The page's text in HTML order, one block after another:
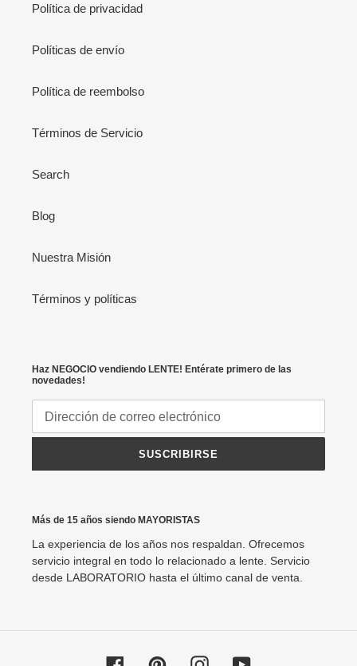
Política de privacidad
Políticas de envío
Política de reembolso
Términos de Servicio
Search
Blog
Nuestra Misión
Términos y políticas
Haz NEGOCIO vendiendo LENTE! Entérate primero de las
novedades!
SUSCRIBIRSE
Más de 15 años siendo MAYORISTAS
La experiencia de los años nos respaldan. Ofrecemos
servicio integral en todo lo relacionado a lente. Servicio
desde LABORATORIO hasta el último canal de venta.
FacebookPinterestInstagramYouTube